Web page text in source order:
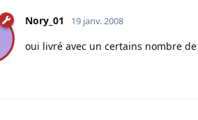
Nory_01 19 janv. 2008
oui livré avec un certains nombre